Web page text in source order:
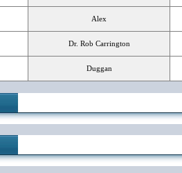
Alex
Dr. Rob Carrington
Duggan